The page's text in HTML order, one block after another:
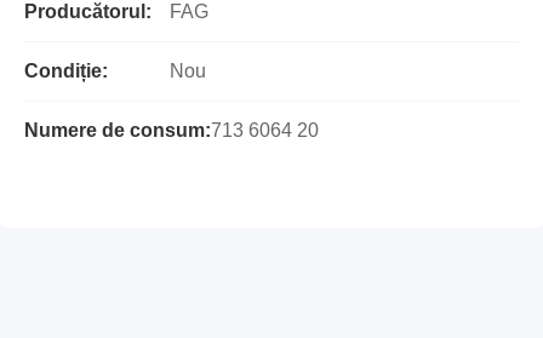
Producătorul: FAG
Condiție: Nou
Numere de consum:713 6064 20